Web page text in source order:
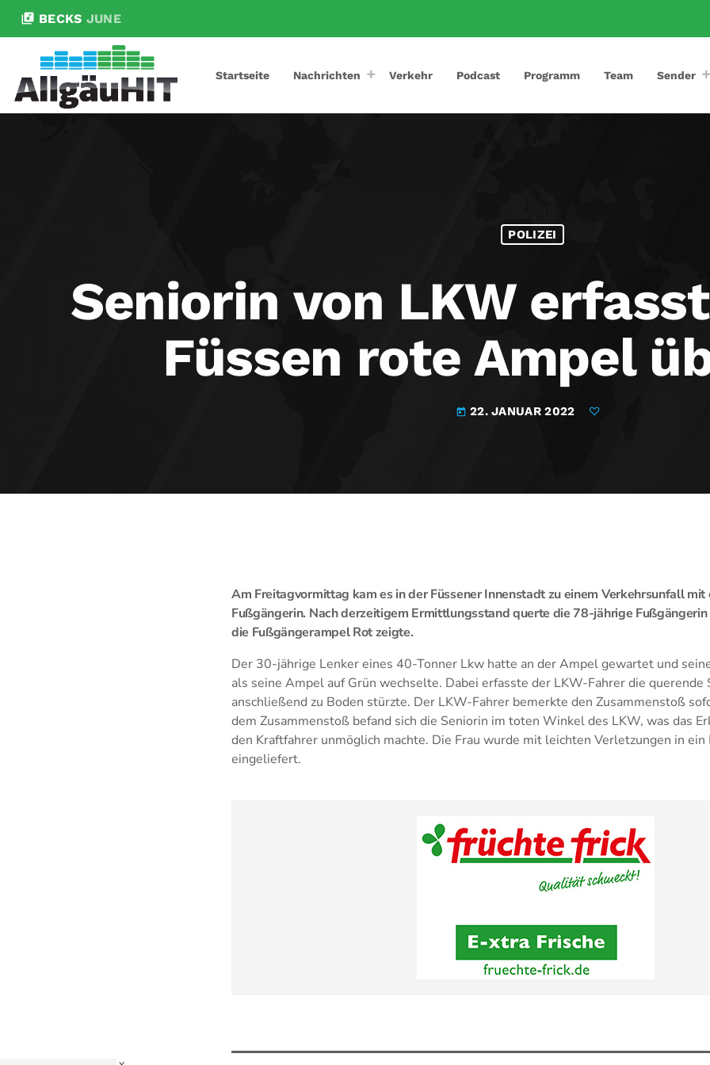
library_music BECKS JUNE
Startseite Nachrichten Verkehr Podcast Programm Team Sender
POLIZEI
Seniorin von LKW
Füssen rote Ampel
today 22. JANUAR 2022
Am Freitagvormittag kam es in der Füssener Innenstadt zu einem Verkehrsunfall
Fußgängerin. Nach derzeitigem Ermittlungsstand querte die 78-jährige
die Fußgängerampel Rot zeigte.
Der 30-jährige Lenker eines 40-Tonner Lkw hatte an der Ampel gewartet und
als seine Ampel auf Grün wechselte. Dabei erfasste der LKW-Fahrer die querende
anschließend zu Boden stürzte. Der LKW-Fahrer bemerkte den Zusammenstoß
dem Zusammenstoß befand sich die Seniorin im toten Winkel des LKW, was das
den Kraftfahrer unmöglich machte. Die Frau wurde mit leichten Verletzungen in ein
eingeliefert.